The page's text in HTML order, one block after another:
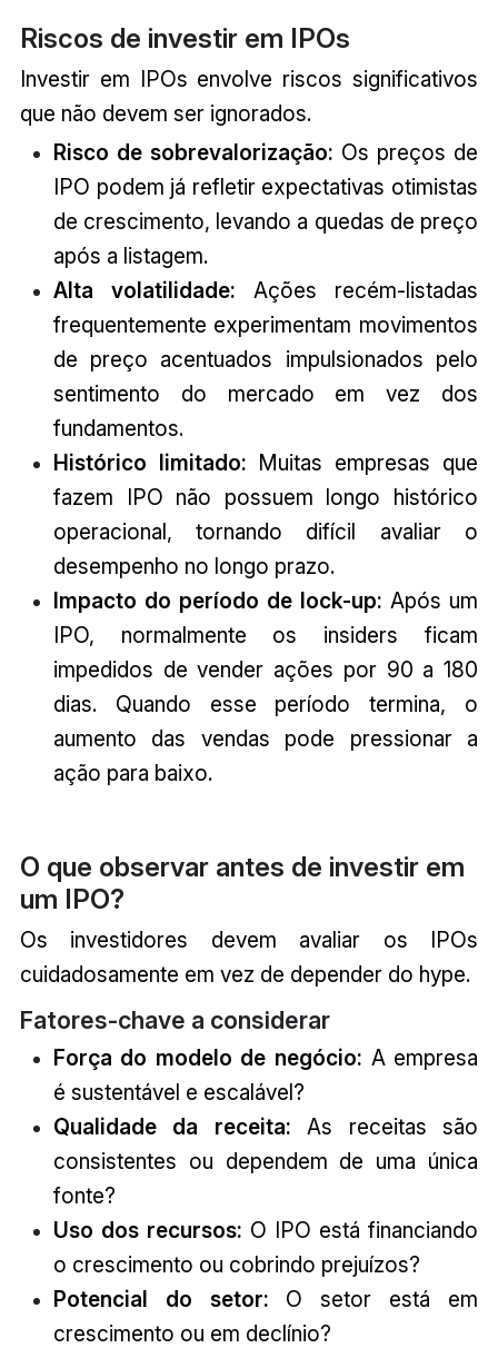
Riscos de investir em IPOs
Investir em IPOs envolve riscos significativos
que não devem ser ignorados.
Risco de sobrevalorização: Os preços de
IPO podem já refletir expectativas otimistas
de crescimento, levando a quedas de preço
após a listagem.
Alta volatilidade: Ações recém-listadas
frequentemente experimentam movimentos
de preço acentuados impulsionados pelo
sentimento do mercado em vez dos
fundamentos.
Histórico limitado: Muitas empresas que
fazem IPO não possuem longo histórico
operacional, tornando difícil avaliar o
desempenho no longo prazo.
Impacto do período de lock-up:Após um
IPO, normalmente os insiders ficam
impedidos de vender ações por 90 a 180
dias. Quando esse período termina, o
aumento das vendas pode pressionar a
ação para baixo.
O que observar antes de investir em
um IPO?
Os investidores devem avaliar os IPOs
cuidadosamente em vez de depender do hype.
Fatores-chave a considerar
Força do modelo de negócio: A empresa
é sustentável e escalável?
Qualidade da receita: As receitas são
consistentes ou dependem de uma única
fonte?
Uso dos recursos: O IPO está financiando
o crescimento ou cobrindo prejuízos?
Potencial do setor: O setor está em
crescimento ou em declínio?